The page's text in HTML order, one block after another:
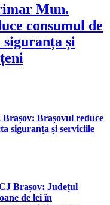
Mun.
consumul de
siguranța și
Brașovul reduce
siguranța și serviciile
Brașov: Județul
de lei în